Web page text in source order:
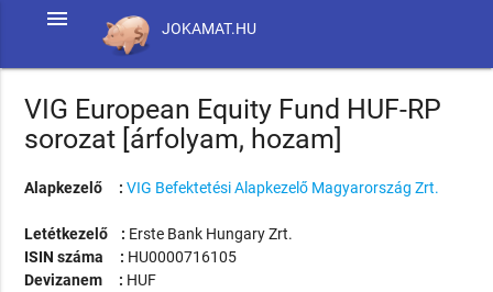
JOKAMAT.HU
menu
VIG European Equity Fund HUF-RP
sorozat [árfolyam, hozam]
Alapkezelő : VIG Befektetési Alapkezelő Magyarország Zrt.
Letétkezelő : Erste Bank Hungary Zrt.
ISIN száma : HU0000716105
Devizanem : HUF